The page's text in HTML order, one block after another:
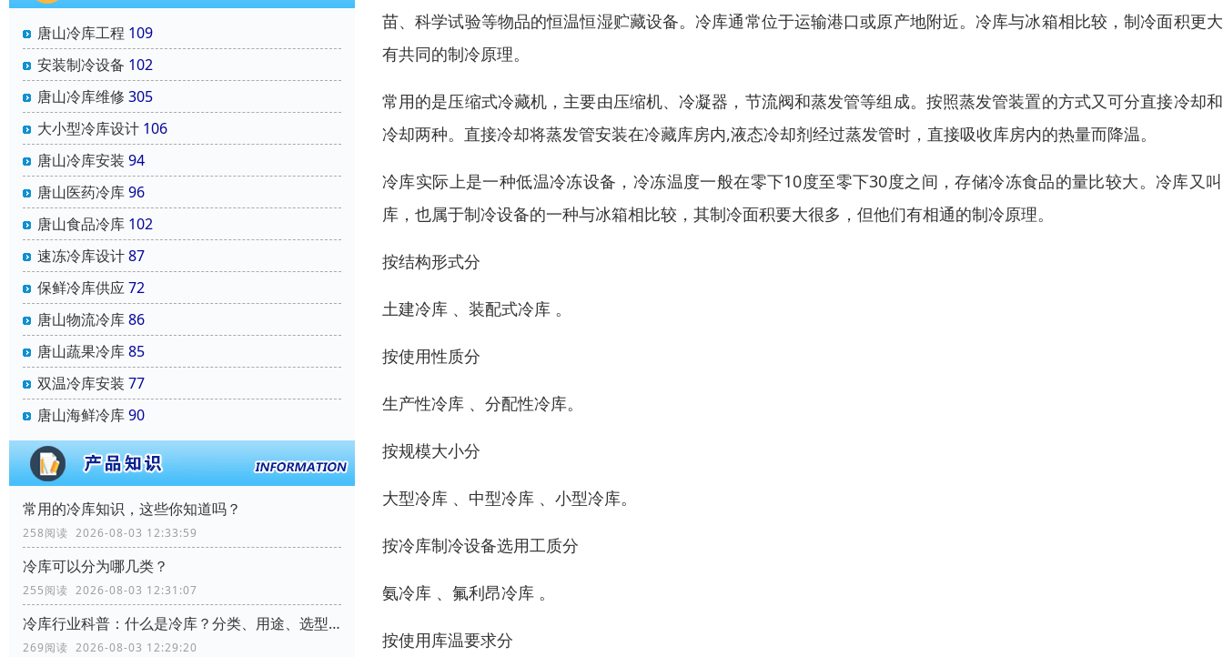
唐山冷库工程 109
安装制冷设备 102
唐山冷库维修 305
大小型冷库设计 106
唐山冷库安装 94
唐山医药冷库96
唐山食品冷库 102
速冻冷库设计87
保鲜冷库供应72
唐山物流冷库86
唐山蔬果冷库85
双温冷库安装 77
唐山海鲜冷库90
常用的冷库知识，这些你知道吗？
258阅读 2026-08-03 12:33:59
冷库可以分为哪几类？
255阅读 2026-08-03 12:31:07
冷库行业科普：什么是冷库？分类、用途、选型要点全解析
269阅读 2026-08-03 12:29:20
苗、科学试验等物品的恒温恒湿贮藏设备。冷库通常位于运输港口或原产地附近。冷库与冰箱相比较，制冷面积更
有共同的制冷原理。
常用的是压缩式冷藏机，主要由压缩机、冷凝器，节流阀和蒸发管等组成。按照蒸发管装置的方式又可分直接冷却
冷却两种。直接冷却将蒸发管安装在冷藏库房内,液态冷却剂经过蒸发管时，直接吸收库房内的热量而降温。
冷库实际上是一种低温冷冻设备，冷冻温度一般在零下10度至零下30度之间，存储冷冻食品的量比较大。冷库又
库，也属于制冷设备的一种与冰箱相比较，其制冷面积要大很多，但他们有相通的制冷原理。
按结构形式分
土建冷库 、装配式冷库 。
按使用性质分
生产性冷库 、分配性冷库。
按规模大小分
大型冷库 、中型冷库 、小型冷库。
按冷库制冷设备选用工质分
氨冷库 、氟利昂冷库 。
按使用库温要求分